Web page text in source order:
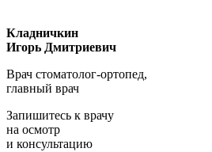
Кладничкин
Игорь Дмитриевич
Врач стоматолог-ортопед,
главный врач
Запишитесь к врачу
на осмотр
и консультацию